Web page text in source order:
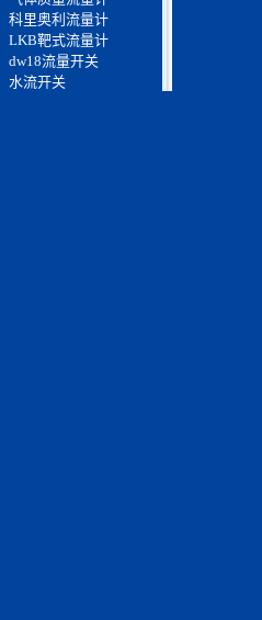
科里奥利流量计
LKB靶式流量计
dw18流量开关
水流开关